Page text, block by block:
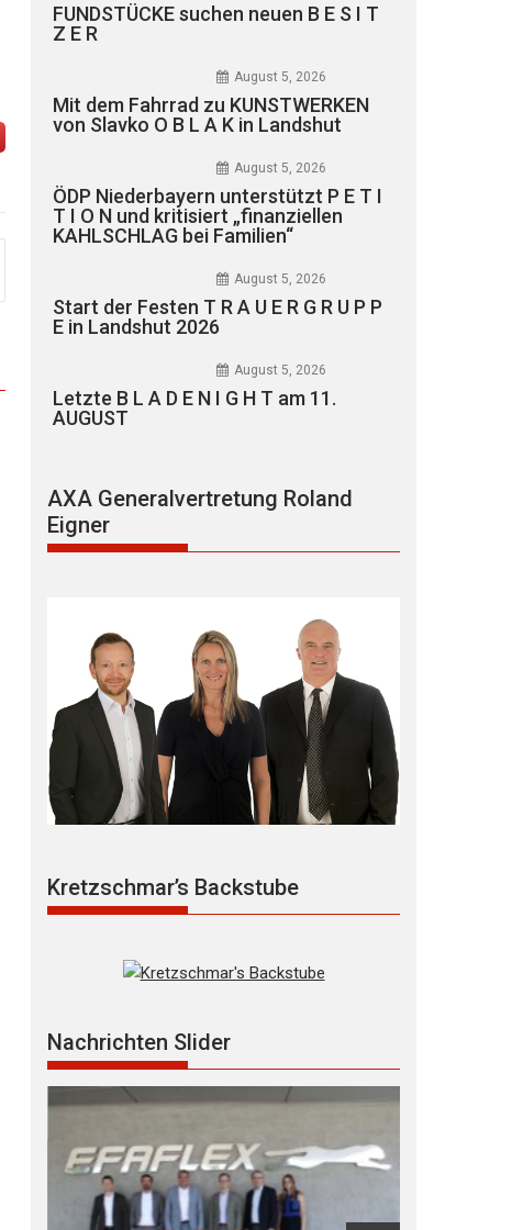
FUNDSTÜCKE suchen neuen B E S I T
Z E R
August 5, 2026
Mit dem Fahrrad zu KUNSTWERKEN
von Slavko O B L A K in Landshut
August 5, 2026
ÖDP Niederbayern unterstützt P E T I
T I O N und kritisiert „finanziellen
KAHLSCHLAG bei Familien“
August 5, 2026
Start der Festen T R A U E R G R U P P
E in Landshut 2026
August 5, 2026
Letzte B L A D E N I G H T am 11.
AUGUST
AXA Generalvertretung Roland
Eigner
Kretzschmar’s Backstube
Nachrichten Slider